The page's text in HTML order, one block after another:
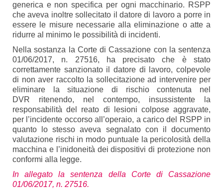
generica e non specifica per ogni macchinario. RSPP
che aveva inoltre sollecitato il datore di lavoro a porre in
essere le misure necessarie alla eliminazione o atte a
ridurre al minimo le possibilità di incidenti.
Nella sostanza la Corte di Cassazione con la sentenza
01/06/2017, n. 27516, ha precisato che è stato
correttamente sanzionato il datore di lavoro, colpevole
di non aver raccolto la sollecitazione ad intervenire per
eliminare la situazione di rischio contenuta nel
DVR ritenendo, nel contempo, insussistente la
responsabilità del reato di lesioni colpose aggravate,
per l’incidente occorso all’operaio, a carico del RSPP in
quanto lo stesso aveva segnalato con il documento
valutazione rischi in modo puntuale la pericolosità della
macchina e l’inidoneità dei dispositivi di protezione non
conformi alla legge.
In allegato la sentenza della Corte di Cassazione
01/06/2017, n. 27516.